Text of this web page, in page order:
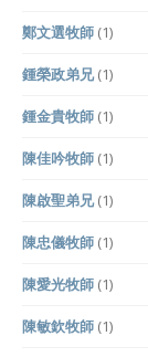
鄭文選牧師 (1)
鍾榮政弟兄(1)
鍾金貴牧師 (1)
陳佳吟牧師 (1)
陳啟聖弟兄(1)
陳忠儀牧師 (1)
陳愛光牧師 (1)
陳敏欽牧師 (1)